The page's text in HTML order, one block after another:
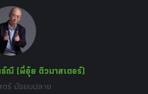
ณี (พี่อุ๋ย ติวมาสเตอร์)
ร์ มัธยมปลาย